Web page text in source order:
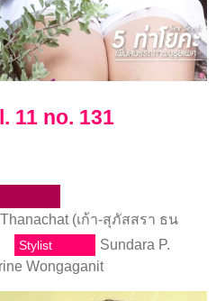
11 no. 131
(เก้า-สุภัสสรา ธน
Stylist Sundara P.
Wongaganit